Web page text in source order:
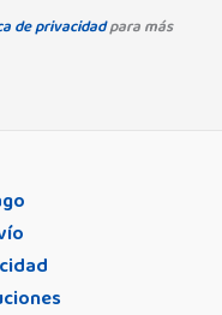
de privacidadpara más